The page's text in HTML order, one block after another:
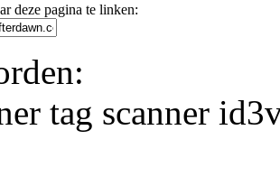
deze pagina te linken:
tag scanner